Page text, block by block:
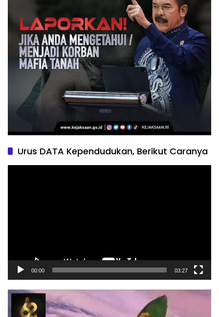
Urus DATA Kependudukan, Berikut Caranya
00:00 03:27
Pemutar
Video